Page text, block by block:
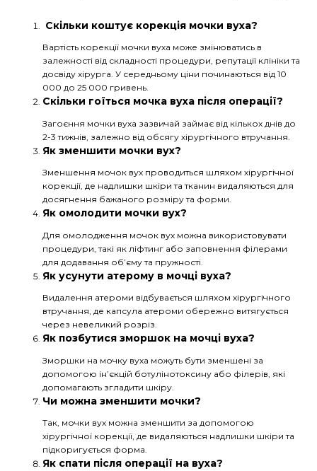
Скільки коштує корекція мочки вуха?
Вартість корекції мочки вуха може змінюватись в
залежності від складності процедури, репутації клініки та
досвіду хірурга. У середньому ціни починаються від 10
000 до 25 000 гривень.
Скільки гоїться мочка вуха після операції?
Загоєння мочки вуха зазвичай займає від кількох днів до
2-3 тижнів, залежно від обсягу хірургічного втручання.
Як зменшити мочки вух?
Зменшення мочок вух проводиться шляхом хірургічної
корекції, де надлишки шкіри та тканин видаляються для
досягнення бажаного розміру та форми.
Як омолодити мочки вух?
Для омолодження мочок вух можна використовувати
процедури, такі як ліфтинг або заповнення філерами
для додавання об’єму та пружності.
Як усунути атерому в мочці вуха?
Видалення атероми відбувається шляхом хірургічного
втручання, де капсула атероми обережно витягується
через невеликий розріз.
Як позбутися зморшок на мочці вуха?
Зморшки на мочку вуха можуть бути зменшені за
допомогою ін’єкцій ботулінотоксину або філерів, які
допомагають згладити шкіру.
Чи можна зменшити мочки?
Так, мочки вух можна зменшити за допомогою
хірургічної корекції, де видаляються надлишки шкіри та
підкоригується форма.
Як спати після операції на вуха?